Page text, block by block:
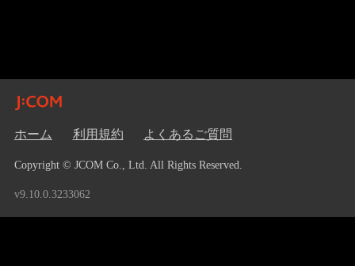
ホーム 利用規約 よくあるご質問
Copyright © JCOM Co., Ltd. All Rights Reserved.
v9.10.0.3233062